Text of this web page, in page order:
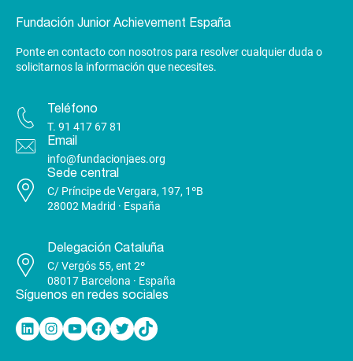
Fundación Junior Achievement España
Ponte en contacto con nosotros para resolver cualquier duda o
solicitarnos la información que necesites.
Teléfono
T. 91 417 67 81
Email
info@fundacionjaes.org
Sede central
C/ Príncipe de Vergara, 197, 1ºB
28002 Madrid · España
Delegación Cataluña
C/ Vergós 55, ent 2º
08017 Barcelona · España
Síguenos en redes sociales
Linkedin Instagram YouTube Facebook Twitter TikTok